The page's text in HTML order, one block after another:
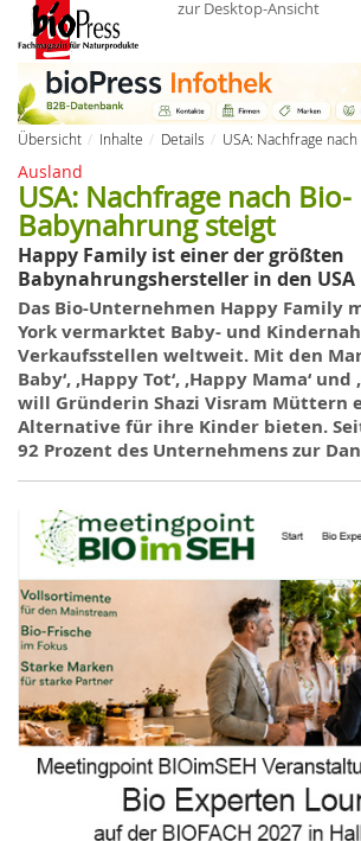
zur Desktop-Ansicht
Übersicht Inhalte Details USA: Nachfrage
Ausland
USA: Nachfrage nach Bio-
Babynahrung steigt
Happy Family ist einer der größten
Babynahrungshersteller in den USA
Das Bio-Unternehmen Happy Family
York vermarktet Baby- und
Verkaufsstellen weltweit. Mit den
Baby‘, ‚Happy Tot‘, ‚Happy Mama‘ und
will Gründerin Shazi Visram Müttern
Alternative für ihre Kinder bieten.
92 Prozent des Unternehmens zur